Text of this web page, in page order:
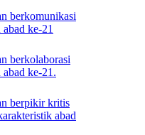
berkomunikasi
ke-21
berkolaborasi
ke-21.
berpikir kritis
abad